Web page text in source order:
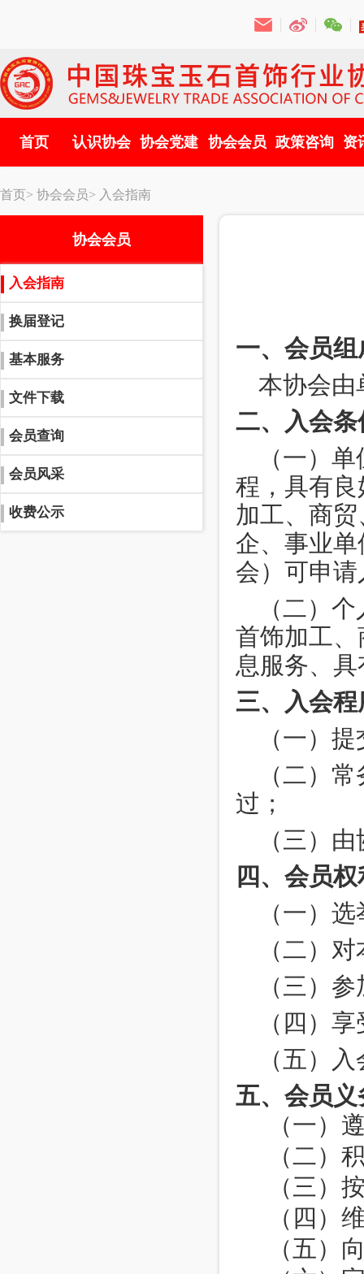
首页 认识协会 协会党建 协会会员 政策咨询 资
首页> 协会会员> 入会指南
协会会员
入会指南
换届登记
基本服务
文件下载
会员查询
会员风采
收费公示
一、会员组
本协会
二、入会条
（一）
程，具有
加工、商
企、事业
会）可申请
（二）
首饰加工
息服务、
三、入会程
（一）
（二）
过；
四、会员
（一）
（二）
（三）
（四）
（五）
五、会员义
（一）
（二）
（三）
（四）
（五）